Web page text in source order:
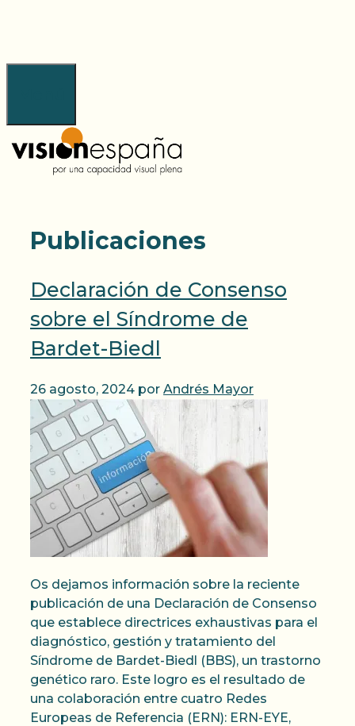
Publicaciones
Declaración de Consenso
sobre el Síndrome de
Bardet-Biedl
26 agosto, 2024 por Andrés Mayor
Os dejamos información sobre la reciente
publicación de una Declaración de Consenso
que establece directrices exhaustivas para el
diagnóstico, gestión y tratamiento del
Síndrome de Bardet-Biedl (BBS), un trastorno
genético raro. Este logro es el resultado de
una colaboración entre cuatro Redes
Europeas de Referencia (ERN): ERN-EYE,